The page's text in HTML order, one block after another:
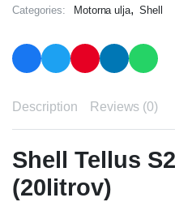
Categories: Motorna ulja, Shell
Description Reviews (0)
Shell Tellus
(20litrov)